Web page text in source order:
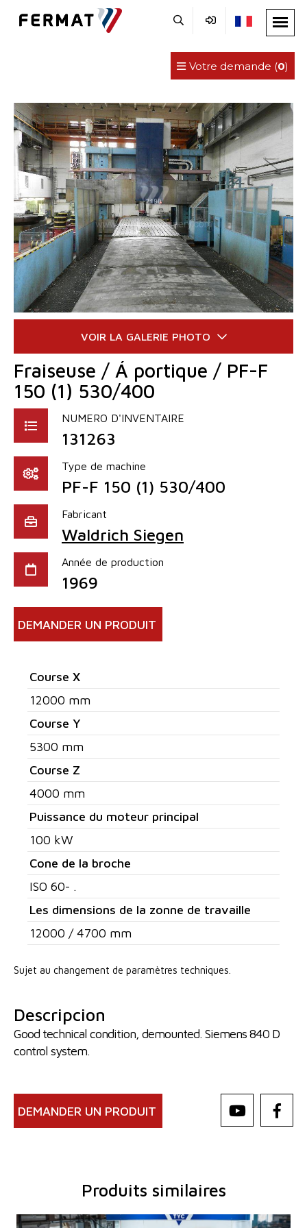
Votre demande (0)
Fraiseuse / Á portique / PF-F
150 (1) 530/400
NUMERO D'INVENTAIRE
131263
Type de machine
PF-F 150 (1) 530/400
Fabricant
Waldrich Siegen
Année de production
1969
DEMANDER UN PRODUIT
Course X
12000 mm
Course Y
5300 mm
Course Z
4000 mm
Puissance du moteur principal
100 kW
Cone de la broche
ISO 60- .
Les dimensions de la zonne de travaille
12000 / 4700 mm
Sujet au changement de paramètres techniques.
Descripcion
Good technical condition, demounted. Siemens 840 D
control system.
DEMANDER UN PRODUIT
Produits similaires